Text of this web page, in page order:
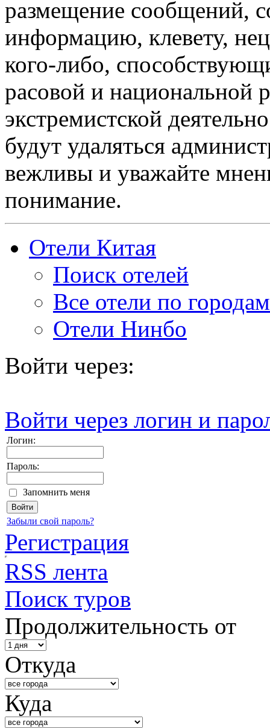
размещение сообщений,
информацию, клевету,
кого-либо,
расовой и национальной
экстремистской
будут удаляться
вежливы и уважайте
понимание.
Отели Китая
Поиск отелей
Все отели по городам
Отели Нинбо
Войти через:
Войти через логин и
Логин:
Пароль:
Запомнить меня
Забыли свой пароль?
Регистрация
RSS лента
Поиск туров
Продолжительность от
Откуда
Куда